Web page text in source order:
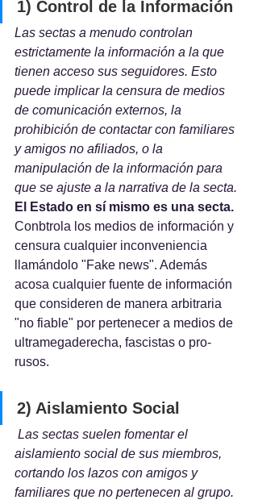
1) Control de la Información
Las sectas a menudo controlan
estrictamente la información a la que
tienen acceso sus seguidores. Esto
puede implicar la censura de medios
de comunicación externos, la
prohibición de contactar con familiares
y amigos no afiliados, o la
manipulación de la información para
que se ajuste a la narrativa de la secta.
El Estado en sí mismo es una secta.
Conbtrola los medios de información y
censura cualquier inconveniencia
llamándolo "Fake news". Además
acosa cualquier fuente de información
que consideren de manera arbitraria
"no fiable" por pertenecer a medios de
ultramegaderecha, fascistas o pro-
rusos.
2) Aislamiento Social
aislamiento social de sus miembros,
cortando los lazos con amigos y
familiares que no pertenecen al grupo.